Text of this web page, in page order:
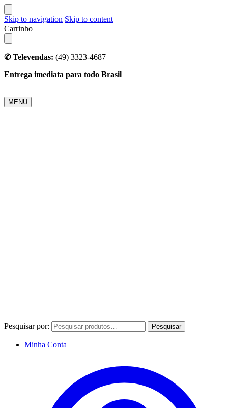
Skip to navigation Skip to content
Carrinho
✆ Televendas: (49) 3323-4687
Entrega imediata para todo Brasil
MENU
Pesquisar por: Pesquisar
Minha Conta